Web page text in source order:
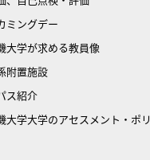
ミングデー
大学が求める教員像
附置施設
ス紹介
大学大学のアセスメント・ポリ